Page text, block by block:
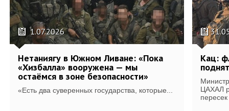
1.07.2026
Нетаниягу в Южном Ливане: «Пока
«Хизбалла» вооружена — мы
остаёмся в зоне безопасности»
«Есть два суверенных государства, которые...
Кац:
ЦАХАЛ